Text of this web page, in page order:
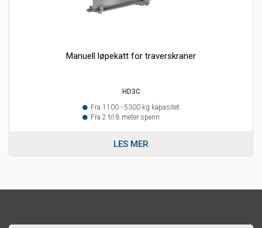
Manuell løpekatt for traverskraner
HD3C
Fra 1100 - 5300 kg kapasitet
Fra 2 til 8 meter spenn
LES MER